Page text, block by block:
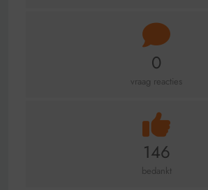
0
vraag reacties
146
bedankt